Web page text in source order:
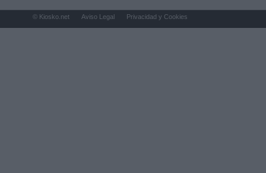
© Kiosko.net Aviso Legal Privacidad y Cookies